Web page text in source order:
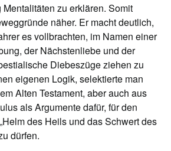
zu erklären. Somit
näher. Er macht deutlich,
es vollbrachten, im Namen einer
der Nächstenliebe und der
Diebeszüge ziehen zu
eigenen Logik, selektierte man
Alten Testament, aber auch aus
als Argumente dafür, für den
des Heils und das Schwert des
dürfen.